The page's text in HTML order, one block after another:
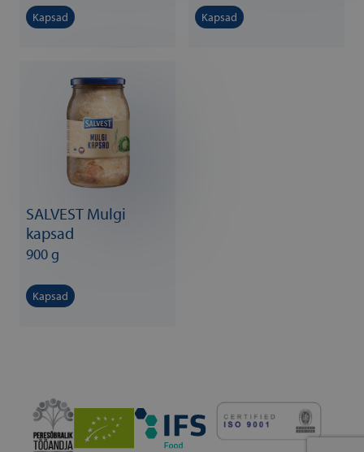
Kapsad Kapsad
SALVEST Mulgi
kapsad
900 g
Kapsad